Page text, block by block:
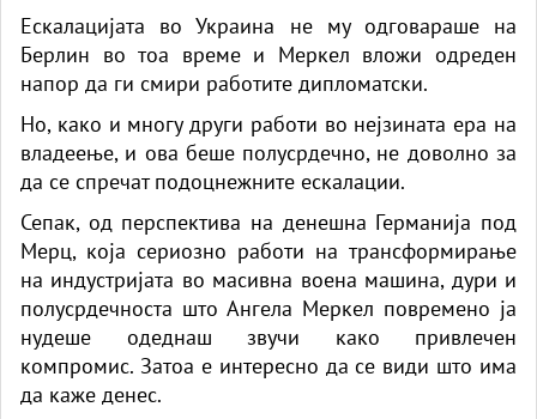
Ескалацијата во Украина не му одговараше на
Берлин во тоа време и Меркел вложи одреден
напор да ги смири работите дипломатски.
Но, како и многу други работи во нејзината ера на
владеење, и ова беше полусрдечно, не доволно за
да се спречат подоцнежните ескалации.
Сепак, од перспектива на денешна Германија под
Мерц, која сериозно работи на трансформирање
на индустријата во масивна воена машина, дури и
полусрдечноста што Ангела Меркел повремено ја
нудеше одеднаш звучи како привлечен
компромис. Затоа е интересно да се види што има
да каже денес.